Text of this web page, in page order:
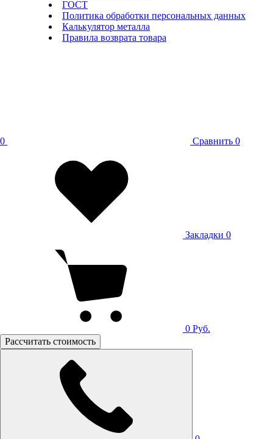
ГОСТ
Политика обработки персональных данных
Калькулятор металла
Правила возврата товара
0 Сравнить 0
Закладки 0
0 Руб.
Рассчитать стоимость